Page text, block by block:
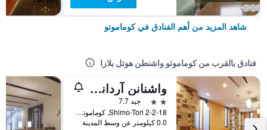
شاهد المزيد من أهم الفنادق في كوماموتو
فنادق بالقرب من كوماموتو واشنطن هوتل بلازا
واشنانن آرداني ي وتل كوماموتو شيمو-توري
2 نجمتين
جيد 7.7
2-2-18 Shimo-Tori, كوماموتو, اليابان
0.0 كيلومتر عن وسط المدينة